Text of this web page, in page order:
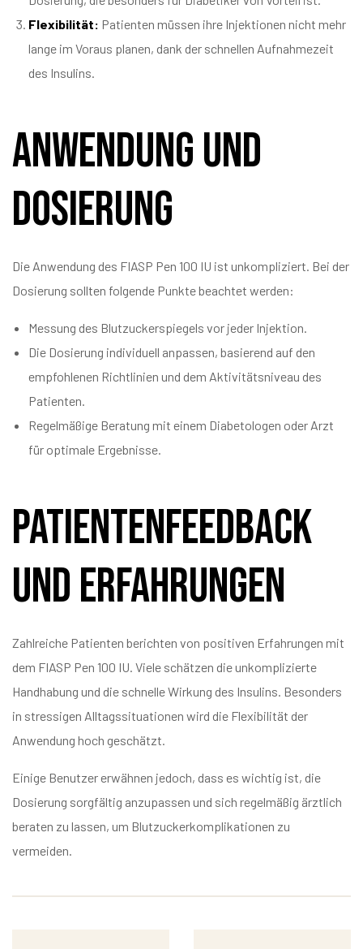
Flexibilität: Patienten müssen ihre Injektionen nicht mehr
lange im Voraus planen, dank der schnellen Aufnahmezeit
des Insulins.
Anwendung und
Dosierung
Die Anwendung des FIASP Pen 100 IU ist unkompliziert. Bei der
Dosierung sollten folgende Punkte beachtet werden:
Messung des Blutzuckerspiegels vor jeder Injektion.
Die Dosierung individuell anpassen, basierend auf den
empfohlenen Richtlinien und dem Aktivitätsniveau des
Patienten.
Regelmäßige Beratung mit einem Diabetologen oder Arzt
für optimale Ergebnisse.
Patientenfeedback
und Erfahrungen
Zahlreiche Patienten berichten von positiven Erfahrungen mit
dem FIASP Pen 100 IU. Viele schätzen die unkomplizierte
Handhabung und die schnelle Wirkung des Insulins. Besonders
in stressigen Alltagssituationen wird die Flexibilität der
Anwendung hoch geschätzt.
Einige Benutzer erwähnen jedoch, dass es wichtig ist, die
Dosierung sorgfältig anzupassen und sich regelmäßig ärztlich
beraten zu lassen, um Blutzuckerkomplikationen zu
vermeiden.